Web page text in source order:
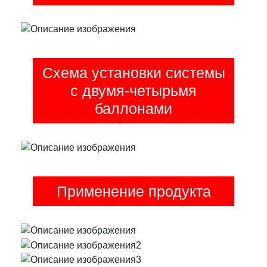
Схема установки системы
с двумя-четырьмя
баллонами
Применение продукта